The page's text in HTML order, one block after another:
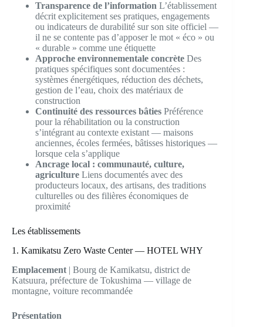
Transparence de l’information L’établissement
décrit explicitement ses pratiques, engagements
ou indicateurs de durabilité sur son site officiel —
il ne se contente pas d’apposer le mot « éco » ou
« durable » comme une étiquette
Approche environnementale concrète Des
pratiques spécifiques sont documentées :
systèmes énergétiques, réduction des déchets,
gestion de l’eau, choix des matériaux de
construction
Continuité des ressources bâties Préférence
pour la réhabilitation ou la construction
s’intégrant au contexte existant — maisons
anciennes, écoles fermées, bâtisses historiques —
lorsque cela s’applique
Ancrage local : communauté, culture,
agriculture Liens documentés avec des
producteurs locaux, des artisans, des traditions
culturelles ou des filières économiques de
proximité
Les établissements
1. Kamikatsu Zero Waste Center — HOTEL WHY
Emplacement | Bourg de Kamikatsu, district de
Katsuura, préfecture de Tokushima — village de
montagne, voiture recommandée
Présentation